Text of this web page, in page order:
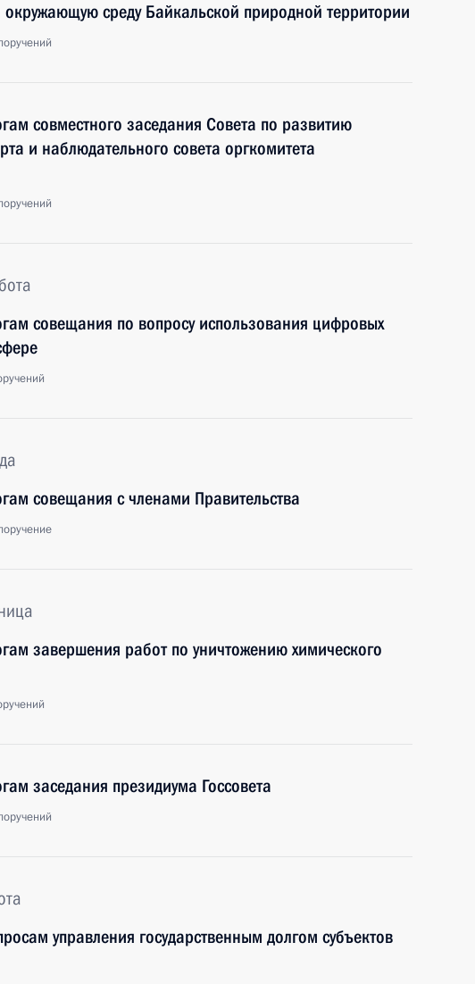
окружающую среду Байкальской природной территории
совместного заседания Совета по развитию
и наблюдательного совета оргкомитета
совещания по вопросу использования цифровых
совещания с членами Правительства
завершения работ по уничтожению химического
заседания президиума Госсовета
управления государственным долгом субъектов